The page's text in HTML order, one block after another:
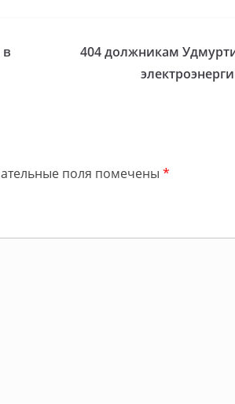
404 должникам
поля помечены *